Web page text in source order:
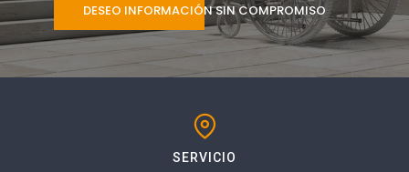
DESEO INFORMACIÓN SIN COMPROMISO
SERVICIO